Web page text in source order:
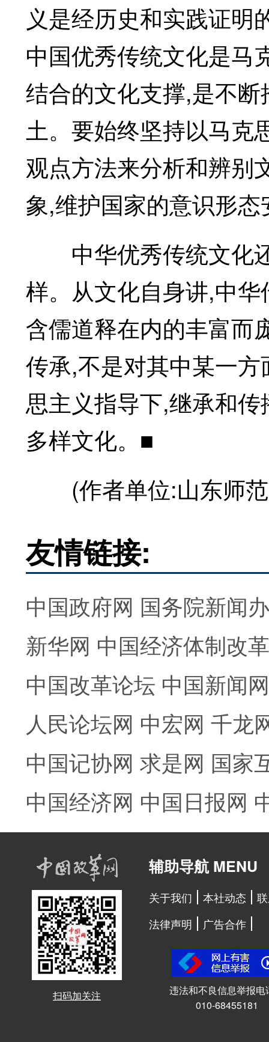
义是经历史和实践证明
中国优秀传统文化是马
结合的文化支撑,是不
土。要始终坚持以马克
观点方法来分析和辨别
象,维护国家的意识形态
中华优秀传统文化
样。从文化自身讲,中
含儒道释在内的丰富而
传承,不是对其中某一
思主义指导下,继承和传
多样文化。■
(作者单位:山东师
友情链接:
中国政府网 国务院新闻
新华网 中国经济体制改
中国改革论坛 中国新闻网
人民论坛网 中宏网 千龙
中国记协网 求是网 国家
中国经济网 中国日报网
扫码加关注
辅助导航 MENU
关于我们 本社动态
法律声明
广告合作
违法和不良信息举报电
010-68455181